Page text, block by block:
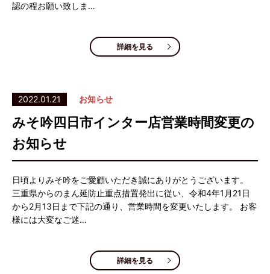
認の程お願い致しま…
詳細を見る
2022.01.21 お知らせ
みそ吟四日市インター店営業時間変更の
お知らせ
日頃よりみそ吟をご愛顧いただき誠にありがとうございます。
三重県からのまん延防止重点措置発出に従い、令和4年1月21日
から2月13日まで下記の通り、営業時間を変更いたします。 お客
様には大変なご迷…
詳細を見る